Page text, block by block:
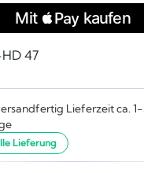
47
Lieferzeit ca.
Lieferung